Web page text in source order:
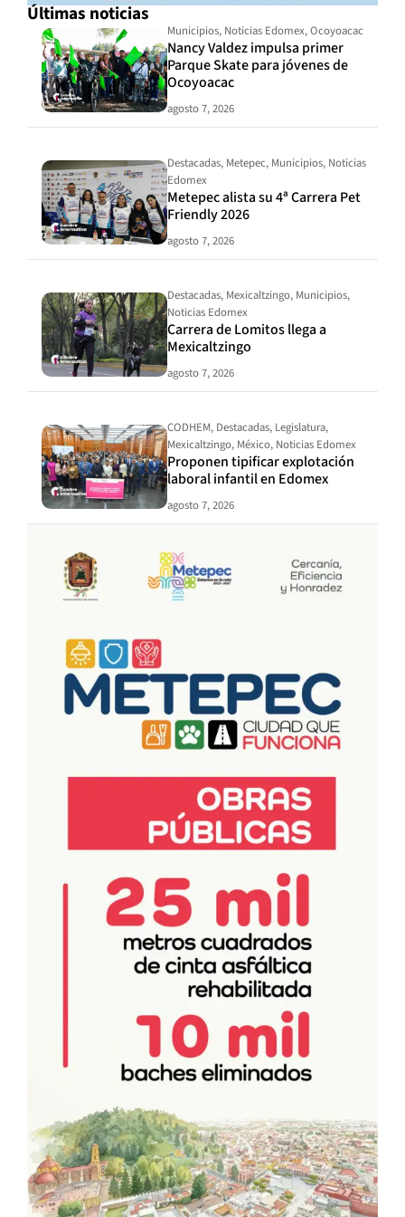
Últimas noticias
Municipios, Noticias Edomex,Ocoyoacac
Nancy Valdez impulsa primer
Parque Skate para jóvenes de
Ocoyoacac
agosto 7, 2026
Destacadas, Metepec, Municipios, Noticias
Edomex
Metepec alista su 4ª Carrera Pet
Friendly 2026
agosto 7, 2026
Destacadas, Mexicaltzingo, Municipios,
Noticias Edomex
Carrera de Lomitos llega a
Mexicaltzingo
agosto 7, 2026
CODHEM, Destacadas, Legislatura,
Mexicaltzingo, México, Noticias Edomex
Proponen tipificar explotación
laboral infantil en Edomex
agosto 7, 2026